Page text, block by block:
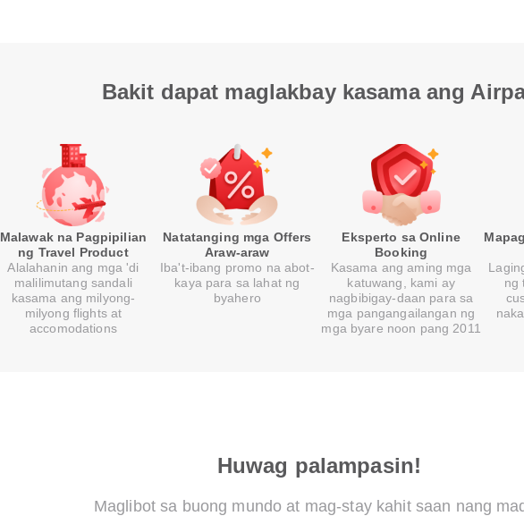
Bakit dapat maglakbay kasama ang
Malawak na Pagpipilian
ng Travel Product
Alalahanin ang mga 'di
malilimutang sandali
kasama ang milyong-
milyong flights at
accomodations
Natatanging mga Offers
Araw-araw
Iba't-ibang promo na abot-
kaya para sa lahat ng
byahero
Eksperto sa Online
Booking
Kasama ang aming mga
katuwang, kami ay
nagbibigay-daan para sa
mga pangangailangan ng
mga byare noon pang 2011
ng
Huwag palampasin!
Maglibot sa buong mundo at mag-stay kahit saan nang